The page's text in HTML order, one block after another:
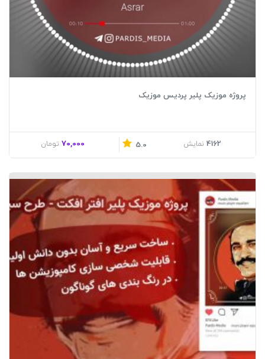
پروژه موزیک پلیر پردیس موزیک
4162 نمایش 5.0
70,000 تومان